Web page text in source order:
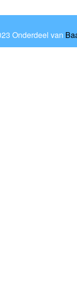
Onderdeel van